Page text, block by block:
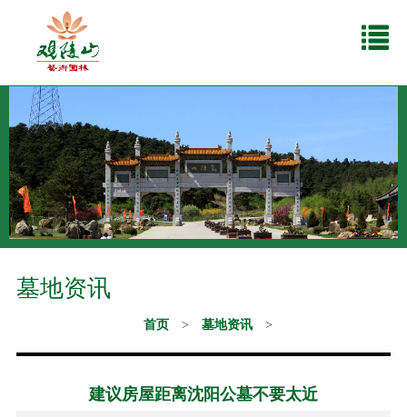
墓地资讯
首页 > 墓地资讯 >
建议房屋距离沈阳公墓不要太近